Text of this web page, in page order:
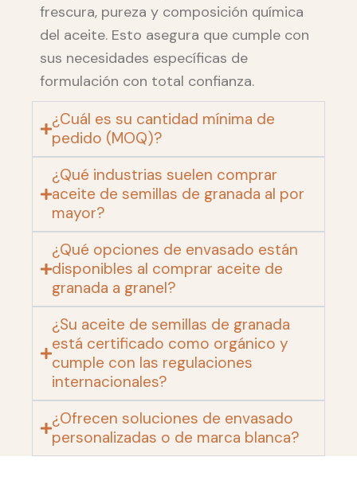
frescura, pureza y composición química
del aceite. Esto asegura que cumple con
sus necesidades específicas de
formulación con total confianza.
¿Cuál es su cantidad mínima de
pedido (MOQ)?
¿Qué industrias suelen comprar
aceite de semillas de granada al por
mayor?
¿Qué opciones de envasado están
disponibles al comprar aceite de
granada a granel?
¿Su aceite de semillas de granada
está certificado como orgánico y
cumple con las regulaciones
internacionales?
¿Ofrecen soluciones de envasado
personalizadas o de marca blanca?